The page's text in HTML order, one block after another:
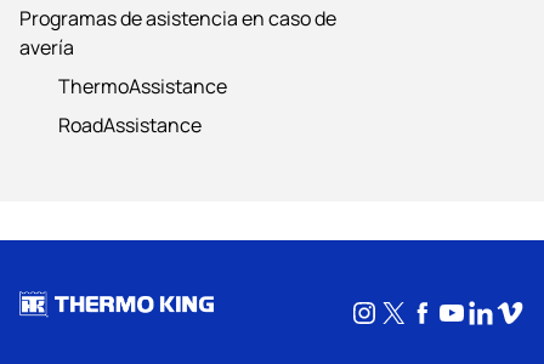
Programas de asistencia en caso de
avería
ThermoAssistance
RoadAssistance
Instagram
X Facebook